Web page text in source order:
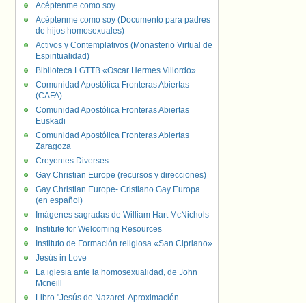
Acéptenme como soy
Acéptenme como soy (Documento para padres
de hijos homosexuales)
Activos y Contemplativos (Monasterio Virtual de
Espiritualidad)
Biblioteca LGTTB «Oscar Hermes Villordo»
Comunidad Apostólica Fronteras Abiertas
(CAFA)
Comunidad Apostólica Fronteras Abiertas
Euskadi
Comunidad Apostólica Fronteras Abiertas
Zaragoza
Creyentes Diverses
Gay Christian Europe (recursos y direcciones)
Gay Christian Europe- Cristiano Gay Europa
(en español)
Imágenes sagradas de William Hart McNichols
Institute for Welcoming Resources
Instituto de Formación religiosa «San Cipriano»
Jesús in Love
La iglesia ante la homosexualidad, de John
Mcneill
Libro "Jesús de Nazaret. Aproximación